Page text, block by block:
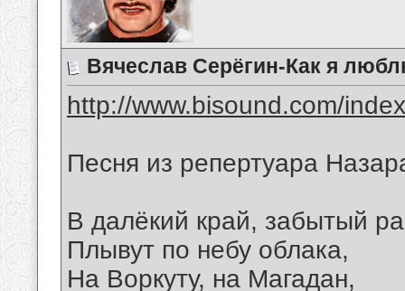
Вячеслав Серёгин-Как я
http://www.bisound.com/
Песня из репертуара
В далёкий край, забытый
Плывут по небу облака,
На Воркуту, на Магадан,